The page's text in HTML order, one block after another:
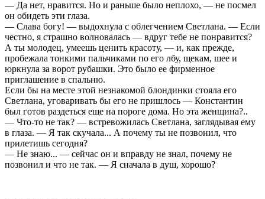
— Да нет, нравится. Но и раньше было неплохо, — не пос­мел
он обидеть эти глаза.
— Слава богу! — выдохнула с облегчением Светлана. — Если
честно, я страшно волновалась — вдруг тебе не понравится?
А ты молодец, умеешь ценить красоту, — и, как прежде,
пробежала тонкими пальчиками по его лбу, щекам, шее и
юркнула за ворот рубашки. Это было ее фирменное
приглашение в спальню.
Если бы на месте этой незнакомой блондинки стояла его
Светлана, уговаривать бы его не пришлось — Константин
был готов раздеться еще на пороге дома. Но эта женщина?..
— Что-то не так? — встревожилась Светлана, заглядывая ему
в глаза. — Я так скучала... А почему ты не позвонил, что
прилетишь сегодня?
— Не знаю... — сейчас он и вправду не знал, почему не
позвонил и что не так. — Я сначала в душ, хорошо?